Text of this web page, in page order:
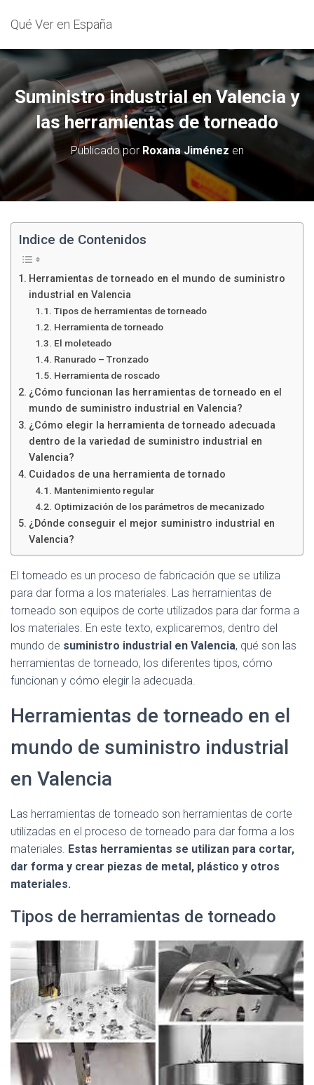
Qué Ver en España
Suministro industrial en Valencia y
las herramientas de torneado
Publicado por Roxana Jiménez en
Indice de Contenidos
Herramientas de torneado en el mundo de suministro
industrial en Valencia
Tipos de herramientas de torneado
Herramienta de torneado
El moleteado
Ranurado – Tronzado
Herramienta de roscado
¿Cómo funcionan las herramientas de torneado en el
mundo de suministro industrial en Valencia?
¿Cómo elegir la herramienta de torneado adecuada
dentro de la variedad de suministro industrial en
Valencia?
Cuidados de una herramienta de tornado
Mantenimiento regular
Optimización de los parámetros de mecanizado
¿Dónde conseguir el mejor suministro industrial en
Valencia?
El torneado es un proceso de fabricación que se utiliza
para dar forma a los materiales. Las herramientas de
torneado son equipos de corte utilizados para dar forma a
los materiales. En este texto, explicaremos, dentro del
mundo de suministro industrial en Valencia, qué son las
herramientas de torneado, los diferentes tipos, cómo
funcionan y cómo elegir la adecuada.
Herramientas de torneado en el
mundo de suministro industrial
en Valencia
Las herramientas de torneado son herramientas de corte
utilizadas en el proceso de torneado para dar forma a los
materiales. Estas herramientas se utilizan para cortar,
dar forma y crear piezas de metal, plástico y otros
materiales.
Tipos de herramientas de torneado